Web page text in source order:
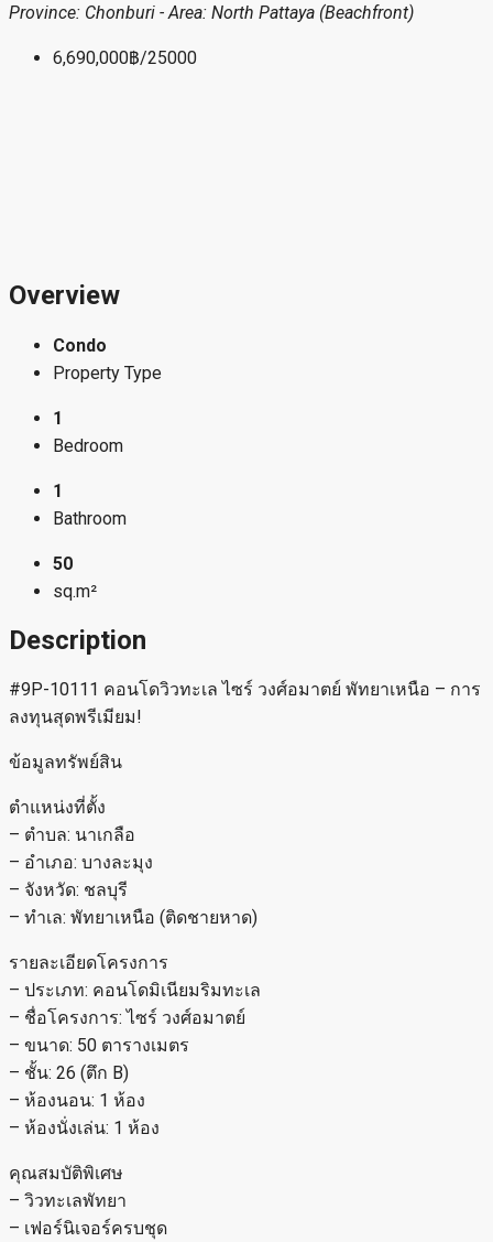
Province: Chonburi - Area: North Pattaya (Beachfront)
6,690,000฿/25000
Overview
Condo
Property Type
1
Bedroom
1
Bathroom
50
sq.m²
Description
#9P-10111 คอนโดวิวทะเล ไซร์ วงศ์อมาตย์ พัทยาเหนือ – การ
ลงทุนสุดพรีเมียม!
ข้อมูลทรัพย์สิน
ตำแหน่งที่ตั้ง
– ตำบล: นาเกลือ
– อำเภอ: บางละมุง
– จังหวัด: ชลบุรี
– ทำเล: พัทยาเหนือ (ติดชายหาด)
รายละเอียดโครงการ
– ประเภท: คอนโดมิเนียมริมทะเล
– ชื่อโครงการ: ไซร์ วงศ์อมาตย์
– ขนาด: 50 ตารางเมตร
– ชั้น: 26 (ตึก B)
– ห้องนอน: 1 ห้อง
– ห้องนั่งเล่น: 1 ห้อง
คุณสมบัติพิเศษ
– วิวทะเลพัทยา
– เฟอร์นิเจอร์ครบชุด